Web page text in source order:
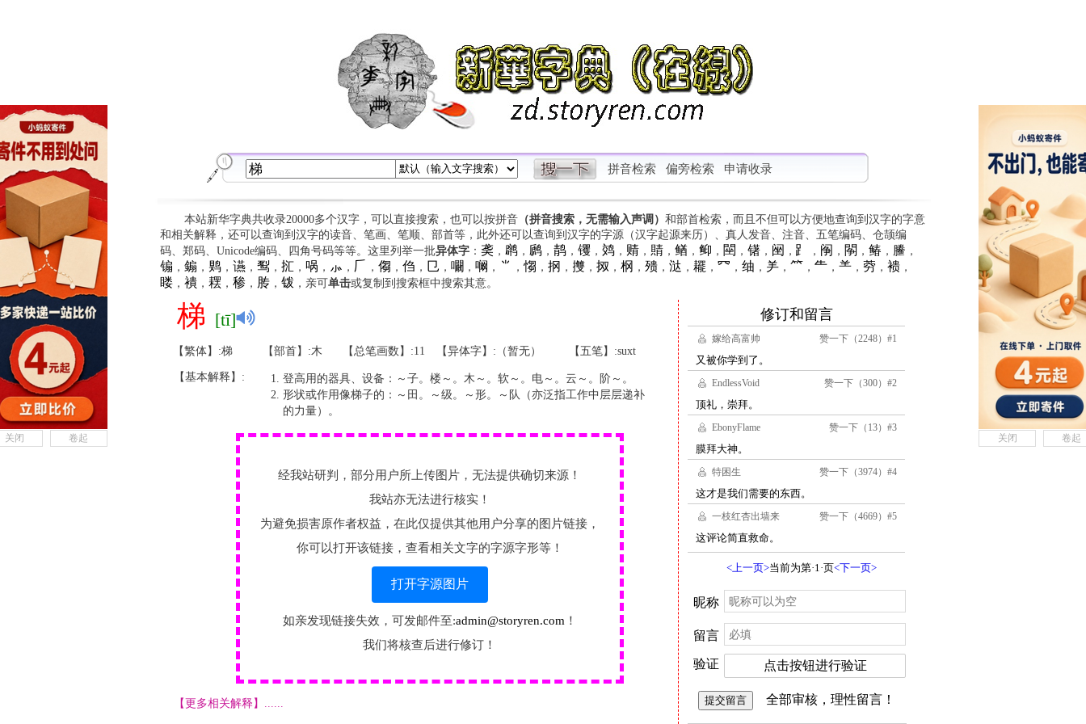
拼音检索 偏旁检索 申请收录
本站新华字典共收录20000多个汉字，可以直接搜索，也可以按拼音（拼音搜索，无需输入声调） 和部首检索，而且不但可以方便地查询到汉字的字意
和相关解释，还可以查询到汉字的读音、笔画、笔顺、部首等，此外还可以查询到汉字的字源（汉字起源来历）、真人发音、注音、五笔编码、仓颉编
码、郑码、Unicode编码、四角号码等等。这里列举一批异体字： 䶮 ， 䴙， 䴘， 䴖， 䦆， 䴔， 䞍， 䝼， 䲡 ， 䲟 ， 䦟 ， 䦃， 䦷 ， ⻊ ， 䦶 ， 䦛 ， 䲠 ， 䲢 ，
䦂 ， 䥇 ， 䴗， 䜩， 䴕， 㧟 ， 㖞 ， ⺗ ， 𠂆 ， 㑳 ， 㑇 ， 㔾 ， 㘚 ， 㘎 ， ⺌ ， 㥮 ， 㧏 ， 㩳， 㧐 ， 㭎 ， 㱮， 㳠 ， 䎱 ， ⺳ ， 䌷 ， ⺶， ⺮ ， ⺧， ⺷， 䓖， 䙌，
䁖， 䙡， 䎬 ， 䅟， 䏝， 䥽，亲可单击或复制到搜索框中搜索其意。
梯 [tī]
【繁体】:梯 【部首】:木 【总笔画数】:11 【异体字】:（暂无） 【五笔】:suxt
【基本解释】:
登高用的器具、设备：～子。楼～。木～。软～。电～。云～。阶～。
形状或作用像梯子的：～田。～级。～形。～队（亦泛指工作中层层递补
的力量）。
经我站研判，部分用户所上传图片，无法提供确切来源！
我站亦无法进行核实！
为避免损害原作者权益，在此仅提供其他用户分享的图片链接，
你可以打开该链接，查看相关文字的字源字形等！
打开字源图片
如亲发现链接失效，可发邮件至:admin@storyren.com ！
我们将核查后进行修订！
【更多相关解释】......
关闭 卷起 关闭 卷起